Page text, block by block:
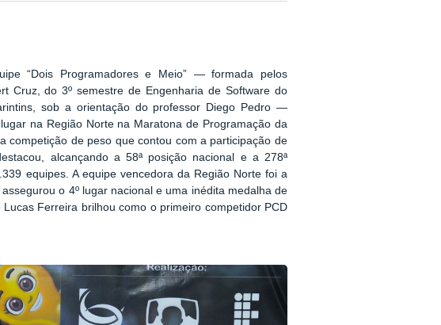
“Dois Programadores e Meio” — formada pelos
Cruz, do 3º semestre de Engenharia de Software do
sob a orientação do professor Diego Pedro —
na Região Norte na Maratona de Programação da
competição de peso que contou com a participação de
alcançando a 58ª posição nacional e a 278ª
equipes. A equipe vencedora da Região Norte foi a
o 4º lugar nacional e uma inédita medalha de
Ferreira brilhou como o primeiro competidor PCD